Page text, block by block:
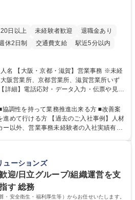
日以上 未経験者歓迎
退職金あり
休2日制 交通費支給
駅近5分以内
詳細】電話応対・データ入力・伝票や見積
・営業所内で発生する事務業務や業務改
可能です。業務システムがきちんと構築さ
慣れることができる環境です。また、
営業事務 ※未経験可
調性を持って業務推進出来る方 ■改善案
進めて行ける方 【過去のご入社事例】人材
以外、営業事務未経験者の入社実績有
せ、能動的なサポート、改善の動きも期
ストとして、チームに貢献し、結果的に
とができます。平均19:30の退勤以降の業
メリハリのある働き方となります。 学
短大 語学力： 資格：
ューションズ
迎/日立グループ/組織運営を支
す 総務
・安全衛生・福利厚生等）からお任せいたします。